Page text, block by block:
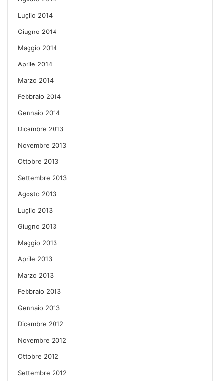
Luglio 2014
Giugno 2014
Maggio 2014
Aprile 2014
Marzo 2014
Febbraio 2014
Gennaio 2014
Dicembre 2013
Novembre 2013
Ottobre 2013
Settembre 2013
Agosto 2013
Luglio 2013
Giugno 2013
Maggio 2013
Aprile 2013
Marzo 2013
Febbraio 2013
Gennaio 2013
Dicembre 2012
Novembre 2012
Ottobre 2012
Settembre 2012